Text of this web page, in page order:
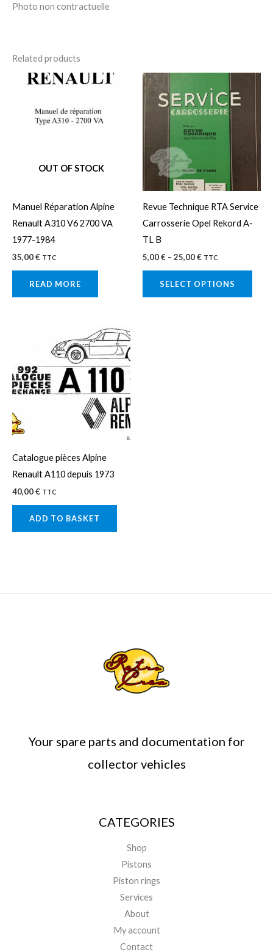
Photo non contractuelle
Related products
OUT OF STOCK
Manuel Réparation Alpine
Renault A310 V6 2700 VA
1977-1984
35,00€ TTC
READ MORE
Revue Technique RTA Service
Carrosserie Opel Rekord A-
TL B
5,00€ – 25,00€
range:
5,00 €
through
TTC
SELECT OPTIONS
has
The
be
Catalogue pièces Alpine
Renault A110 depuis 1973
40,00€ TTC
ADD TO BASKET
Your spare parts and documentation for
collector vehicles
CATEGORIES
Shop
Pistons
Piston rings
Services
About
My account
Contact